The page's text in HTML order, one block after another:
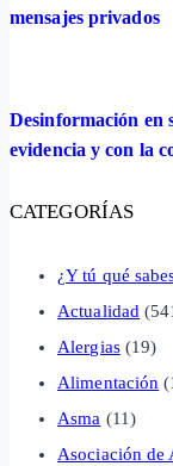
mensajes privados
Desinformación en
evidencia y con la
CATEGORÍAS
¿Y tú qué
Actualidad
Alergias(19)
Alimentación
Asma (11)
Asociación de